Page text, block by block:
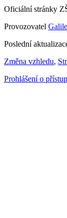
Oficiální stránky
Provozovatel
Poslední
Změna vzhledu,
Prohlášení o